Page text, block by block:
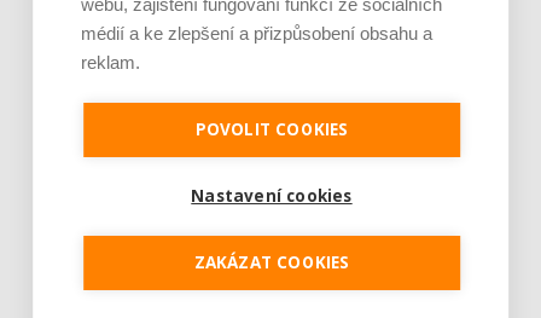
luštěniny jsou práv...
webu, zajištění fungování funkcí ze sociálních
médií a ke zlepšení a přizpůsobení obsahu a
reklam.
POVOLIT COOKIES
Nastavení cookies
ZAKÁZAT COOKIES